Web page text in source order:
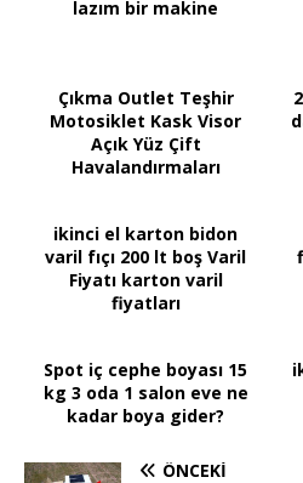
lazım bir makine
Çıkma Outlet Teşhir
Motosiklet Kask Visor
Açık Yüz Çift
Havalandırmaları
ikinci el karton bidon
varil fıçı 200 lt boş Varil
Fiyatı karton varil
fiyatları
Spot iç cephe boyası 15
kg 3 oda 1 salon eve ne
kadar boya gider?
ÖNCEKI